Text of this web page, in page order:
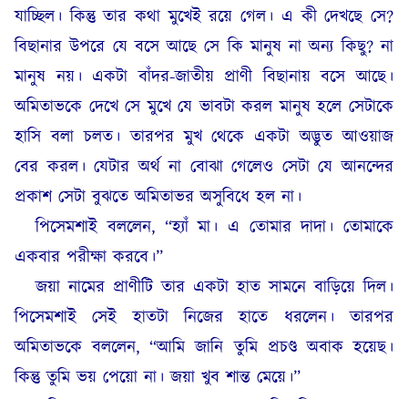
যাচ্ছিল। কিন্তু তার কথা মুখেই রয়ে গেল। এ কী দেখছে সে?
বিছানার উপরে যে বসে আছে সে কি মানুষ না অন্য কিছু? না
মানুষ নয়। একটা বাঁদর-জাতীয় প্রাণী বিছানায় বসে আছে।
অমিতাভকে দেখে সে মুখে যে ভাবটা করল মানুষ হলে সেটাকে
হাসি বলা চলত। তারপর মুখ থেকে একটা অদ্ভুত আওয়াজ
বের করল। যেটার অর্থ না বোঝা গেলেও সেটা যে আনন্দের
প্রকাশ সেটা বুঝতে অমিতাভর অসুবিধে হল না।
পিসেমশাই বললেন, “হ্যাঁ মা। এ তোমার দাদা। তোমাকে
একবার পরীক্ষা করবে।”
জয়া নামের প্রাণীটি তার একটা হাত সামনে বাড়িয়ে দিল।
পিসেমশাই সেই হাতটা নিজের হাতে ধরলেন। তারপর
অমিতাভকে বললেন, “আমি জানি তুমি প্রচণ্ড অবাক হয়েছ।
কিন্তু তুমি ভয় পেয়ো না। জয়া খুব শান্ত মেয়ে।”